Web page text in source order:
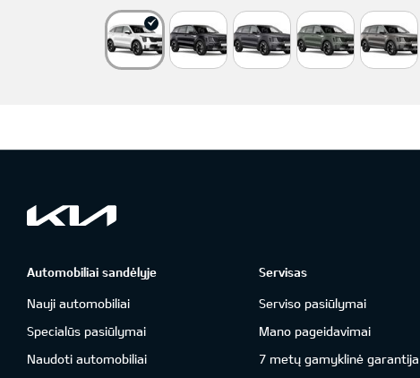
Automobiliai sandėlyje
Nauji automobiliai
Specialūs pasiūlymai
Naudoti automobiliai
Servisas
Serviso pasiūlymai
Mano pageidavimai
7 metų gamyklinė garantija